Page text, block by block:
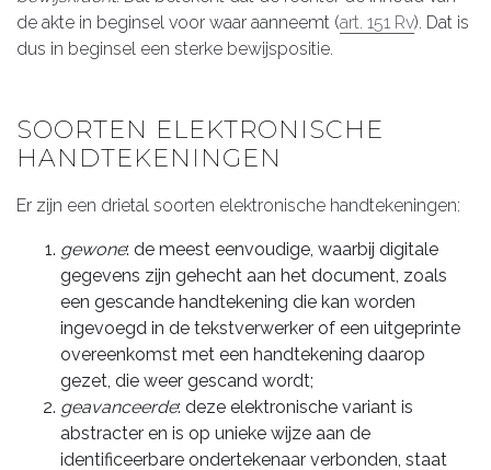
de akte in beginsel voor waar aanneemt (art. 151 Rv). Dat is
dus in beginsel een sterke bewijspositie.
SOORTEN ELEKTRONISCHE
HANDTEKENINGEN
Er zijn een drietal soorten elektronische handtekeningen:
gewone: de meest eenvoudige, waarbij digitale
gegevens zijn gehecht aan het document, zoals
een gescande handtekening die kan worden
ingevoegd in de tekstverwerker of een uitgeprinte
overeenkomst met een handtekening daarop
gezet, die weer gescand wordt;
geavanceerde: deze elektronische variant is
abstracter en is op unieke wijze aan de
identificeerbare ondertekenaar verbonden, staat